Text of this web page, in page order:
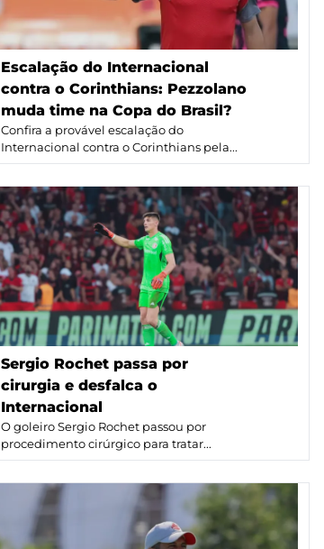
Escalação do Internacional
contra o Corinthians: Pezzolano
muda time na Copa do Brasil?
Confira a provável escalação do
Internacional contra o Corinthians pela...
Sergio Rochet passa por
cirurgia e desfalca o
Internacional
O goleiro Sergio Rochet passou por
procedimento cirúrgico para tratar...